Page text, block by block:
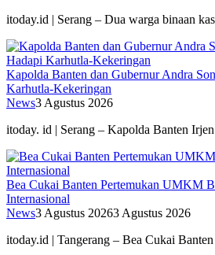
itoday.id | Serang – Dua warga binaan
Kapolda Banten dan Gubernur Andra
Karhutla-Kekeringan
News3 Agustus 2026
itoday. id | Serang – Kapolda Banten
Bea Cukai Banten Pertemukan UMKM
Internasional
News3 Agustus 20263 Agustus 2026
itoday.id | Tangerang – Bea Cukai